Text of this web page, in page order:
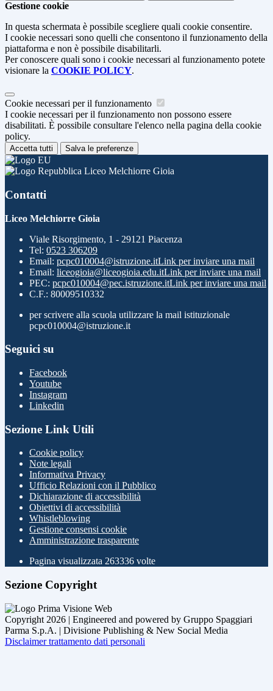
Gestione cookie
In questa schermata è possibile scegliere quali cookie consentire.
I cookie necessari sono quelli che consentono il funzionamento della
piattaforma e non è possibile disabilitarli.
Per conoscere quali sono i cookie necessari al funzionamento potete
visionare la COOKIE POLICY.
Cookie necessari per il funzionamento
I cookie necessari per il funzionamento non possono essere
disabilitati. È possibile consultare l'elenco nella pagina della cookie
policy.
Accetta tutti Salva le preferenze
Liceo Melchiorre Gioia
Contatti
Liceo Melchiorre Gioia
Viale Risorgimento, 1 - 29121 Piacenza
Tel: 0523 306209
Email: pcpc010004@istruzione.itLink per inviare una mail
Email: liceogioia@liceogioia.edu.itLink per inviare una mail
PEC: pcpc010004@pec.istruzione.itLink per inviare una mail
C.F.: 80009510332
per scrivere alla scuola utilizzare la mail istituzionale
pcpc010004@istruzione.it
Seguici su
Facebook
Youtube
Instagram
Linkedin
Sezione Link Utili
Cookie policy
Note legali
Informativa Privacy
Ufficio Relazioni con il Pubblico
Dichiarazione di accessibilità
Obiettivi di accessibilità
Whistleblowing
Gestione consensi cookie
Amministrazione trasparente
Pagina visualizzata 263336 volte
Sezione Copyright
Copyright 2026 | Engineered and powered by Gruppo Spaggiari
Parma S.p.A. | Divisione Publishing & New Social Media
Disclaimer trattamento dati personali